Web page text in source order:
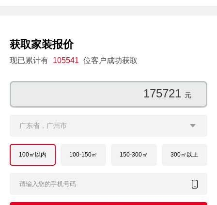
获取家装报价
现已累计有 105541 位客户成功获取
112708 元
广东省，广州市
100㎡以内 100-150㎡ 150-300㎡ 300㎡以上